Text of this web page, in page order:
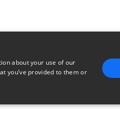
about your use of our
you’ve provided to them or